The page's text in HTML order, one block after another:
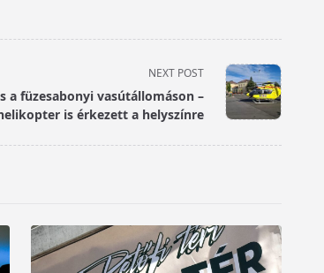
NEXT POST
a füzesabonyi vasútállomáson –
is érkezett a helyszínre